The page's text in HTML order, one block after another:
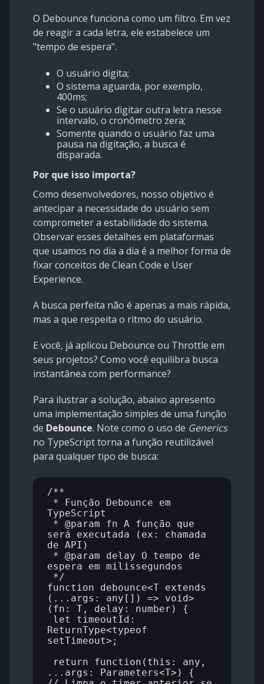
O Debounce funciona como um filtro. Em vez
de reagir a cada letra, ele estabelece um
"tempo de espera".
O usuário digita;
O sistema aguarda, por exemplo,
400ms;
Se o usuário digitar outra letra nesse
intervalo, o cronômetro zera;
Somente quando o usuário faz uma
pausa na digitação, a busca é
disparada.
Por que isso importa?
Como desenvolvedores, nosso objetivo é
antecipar a necessidade do usuário sem
comprometer a estabilidade do sistema.
Observar esses detalhes em plataformas
que usamos no dia a dia é a melhor forma de
fixar conceitos de Clean Code e User
Experience.
A busca perfeita não é apenas a mais rápida,
mas a que respeita o ritmo do usuário.
E você, já aplicou Debounce ou Throttle em
seus projetos? Como você equilibra busca
instantânea com performance?
Para ilustrar a solução, abaixo apresento
uma implementação simples de uma função
de Debounce. Note como o uso de Generics
no TypeScript torna a função reutilizável
para qualquer tipo de busca:
/**
* Função Debounce em
TypeScript
* @param fn A função que
será executada (ex: chamada
de API)
* @param delay O tempo de
espera em milissegundos
*/
function debounce<T extends
(...args: any[]) => void>
(fn: T, delay: number) {
let timeoutId:
ReturnType<typeof
setTimeout>;
return function(this: any,
...args: Parameters<T>) {